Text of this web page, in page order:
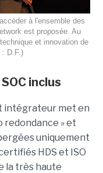
à l'ensemble des
est proposée. Au
et innovation de
: D.F.)
inclus
intégrateur met en
redondance » et
uniquement
HDS et ISO
la très haute